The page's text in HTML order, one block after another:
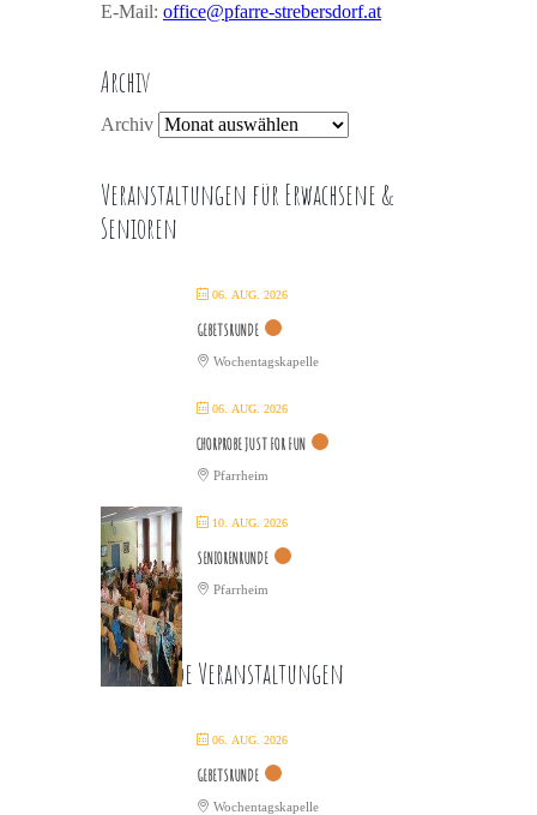
E-Mail: office@pfarre-strebersdorf.at
Archiv
Archiv
Veranstaltungen für Erwachsene &
Senioren
06. AUG. 2026
GEBETSRUNDE
Wochentagskapelle
06. AUG. 2026
CHORPROBE JUST FOR FUN
Pfarrheim
10. AUG. 2026
SENIORENRUNDE
Pfarrheim
Kommende Veranstaltungen
06. AUG. 2026
GEBETSRUNDE
Wochentagskapelle